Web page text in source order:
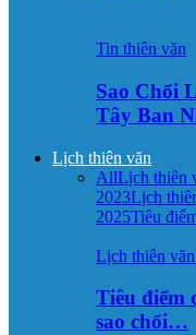
Tin thiên văn
Sao Chổi
Tây Ban
Lịch thiên văn
AllLịch thiên
2023Lịch
2025Tiêu
Lịch thiên
Tiêu điểm
sao chổi…